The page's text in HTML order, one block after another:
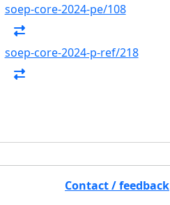
soep-core-2024-pe/108
soep-core-2024-p-ref/218
Contact / feedback